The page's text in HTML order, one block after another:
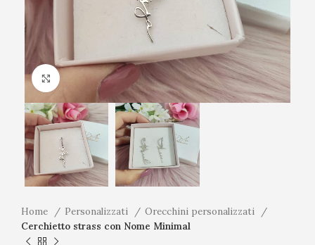
Click to enlarge
Home Personalizzati
Orecchini personalizzati
Cerchietto strass con Nome Minimal